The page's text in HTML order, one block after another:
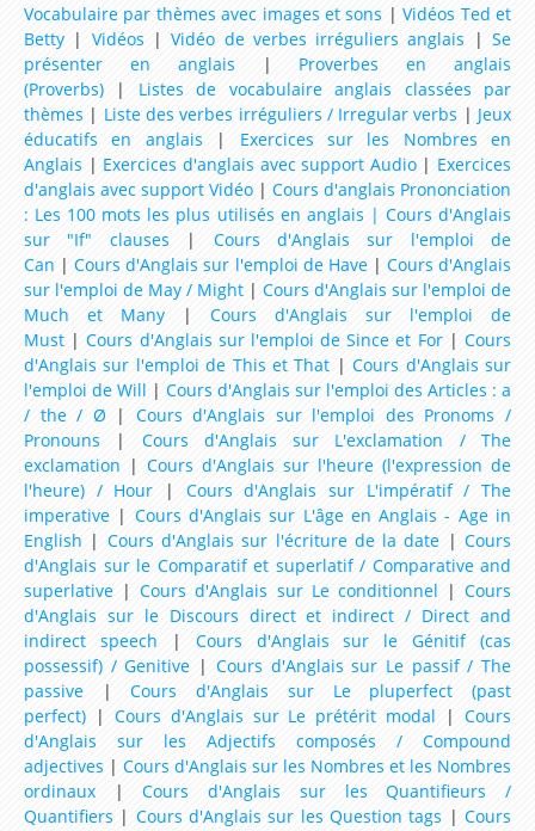
Vocabulaire par thèmes avec images et sons |Vidéos Ted et
Betty | Vidéos |Vidéo de verbes irréguliers anglais |Se
présenter en anglais | Proverbes en anglais
(Proverbs) | Listes de vocabulaire anglais classées par
thèmes | Liste des verbes irréguliers / Irregular verbs | Jeux
éducatifs en anglais | Exercices sur les Nombres en
Anglais | Exercices d'anglais avec support Audio| Exercices
d'anglais avec support Vidéo | Cours d'anglais Prononciation
: Les 100 mots les plus utilisés en anglais | Cours d'Anglais
sur "If" clauses | Cours d'Anglais sur l'emploi de
Can |Cours d'Anglais sur l'emploi de Have| Cours d'Anglais
sur l'emploi de May / Might | Cours d'Anglais sur l'emploi de
Much et Many | Cours d'Anglais sur l'emploi de
Must |Cours d'Anglais sur l'emploi de Since et For|Cours
d'Anglais sur l'emploi de This et That |Cours d'Anglais sur
l'emploi de Will | Cours d'Anglais sur l'emploi des Articles : a
/ the / Ø | Cours d'Anglais sur l'emploi des Pronoms /
Pronouns | Cours d'Anglais sur L'exclamation / The
exclamation | Cours d'Anglais sur l'heure (l'expression de
l'heure) / Hour | Cours d'Anglais sur L'impératif / The
imperative | Cours d'Anglais sur L'âge en Anglais - Age in
English | Cours d'Anglais sur l'écriture de la date |Cours
d'Anglais sur le Comparatif et superlatif / Comparative and
superlative |Cours d'Anglais sur Le conditionnel | Cours
d'Anglais sur le Discours direct et indirect / Direct and
indirect speech | Cours d'Anglais sur le Génitif (cas
possessif) / Genitive | Cours d'Anglais sur Le passif / The
passive |Cours d'Anglais sur Le pluperfect (past
perfect) | Cours d'Anglais sur Le prétérit modal |Cours
d'Anglais sur les Adjectifs composés / Compound
adjectives | Cours d'Anglais sur les Nombres et les Nombres
ordinaux |Cours d'Anglais sur les Quantifieurs /
Quantifiers | Cours d'Anglais sur les Question tags |Cours